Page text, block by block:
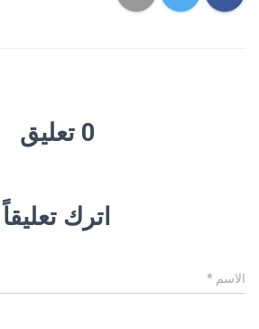
0 تعليق
اترك تعليقاً
الاسم *